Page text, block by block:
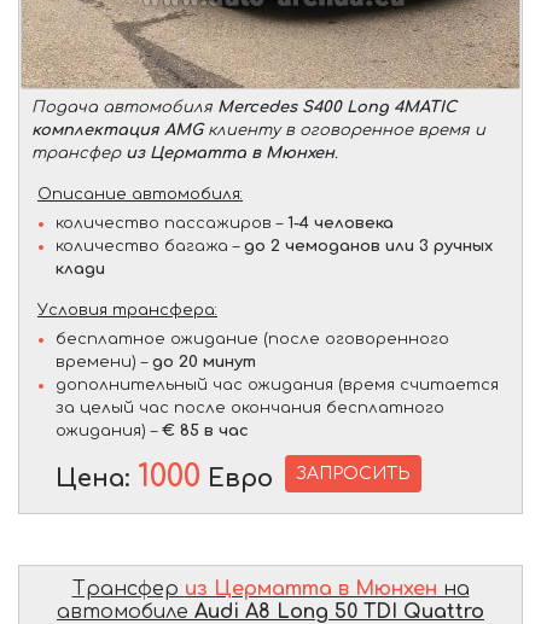
Подача автомобиля Mercedes S400 Long 4MATIC
комплектация AMGклиенту в оговоренное время и
трансфер из Церматта в Мюнхен.
Описание автомобиля:
количество пассажиров – 1-4 человека
количество багажа – до 2 чемоданов или 3 ручных
клади
Условия трансфера:
бесплатное ожидание (после оговоренного
времени) – до 20 минут
дополнительный час ожидания (время считается
за целый час после окончания бесплатного
ожидания) – € 85 в час
Цена: 1000 Евро ЗАПРОСИТЬ
Трансфер из Церматта в Мюнхен на
автомобиле Audi A8 Long 50 TDI Quattro